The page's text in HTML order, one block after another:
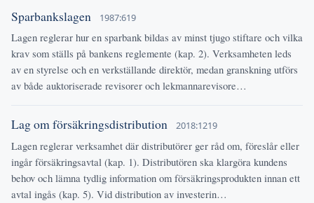
Sparbankslagen 1987:619
Lagen reglerar hur en sparbank bildas av minst tjugo stiftare och vilka
krav som ställs på bankens reglemente (kap. 2). Verksamheten leds
av en styrelse och en verkställande direktör, medan granskning utförs
av både auktoriserade revisorer och lekmannarevisore…
Lag om försäkringsdistribution 2018:1219
Lagen reglerar verksamhet där distributörer ger råd om, föreslår eller
ingår försäkringsavtal (kap. 1). Distributören ska klargöra kundens
behov och lämna tydlig information om försäkringsprodukten innan ett
avtal ingås (kap. 5). Vid distribution av investerin…